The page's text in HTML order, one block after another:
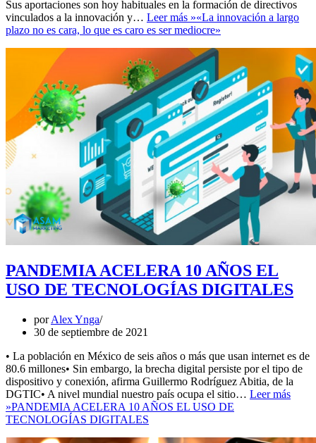
Sus aportaciones son hoy habituales en la formación de directivos
vinculados a la innovación y… Leer más »«La innovación a largo
plazo no es cara, lo que es caro es ser mediocre»
PANDEMIA ACELERA 10 AÑOS EL
USO DE TECNOLOGÍAS DIGITALES
porAlex Ynga
30 de septiembre de 2021
• La población en México de seis años o más que usan internet es de
80.6 millones• Sin embargo, la brecha digital persiste por el tipo de
dispositivo y conexión, afirma Guillermo Rodríguez Abitia, de la
DGTIC• A nivel mundial nuestro país ocupa el sitio… Leer más
»PANDEMIA ACELERA 10 AÑOS EL USO DE
TECNOLOGÍAS DIGITALES